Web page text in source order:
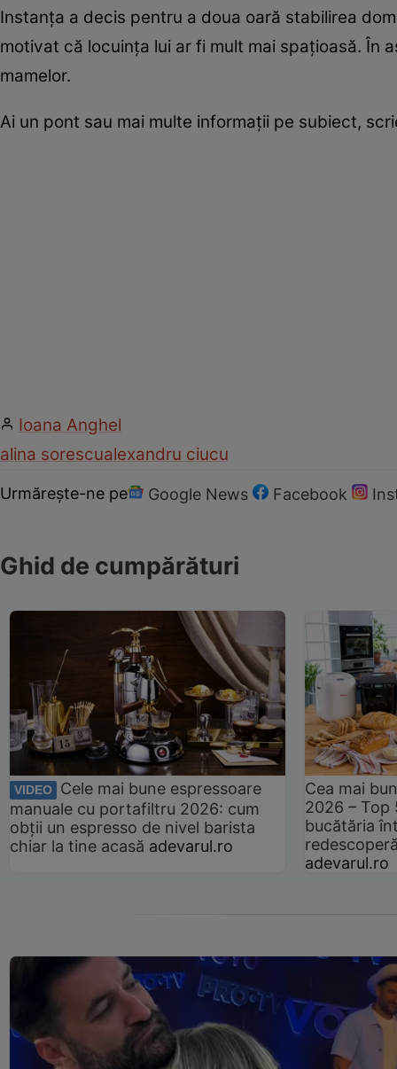
Instanța a decis pentru a doua oară stabilirea
motivat că locuința lui ar fi mult mai spațioasă. În
mamelor.
Ai un pont sau mai multe informații pe subiect,
Ioana Anghel
alina sorescualexandru ciucu
Urmărește-ne pe Google News Facebook
Ghid de cumpărături
VIDEO
Cele mai bune espressoare
manuale cu portafiltru 2026: cum
obții un espresso de nivel barista
chiar la tine acasă adevarul.ro
Cea mai
2026 –
bucătăria
adevarul.ro